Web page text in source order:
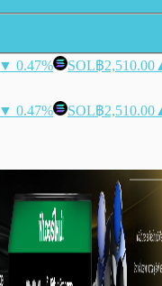
▼ 0.47% SOL฿2,510.00
▼ 0.47% SOL฿2,510.00